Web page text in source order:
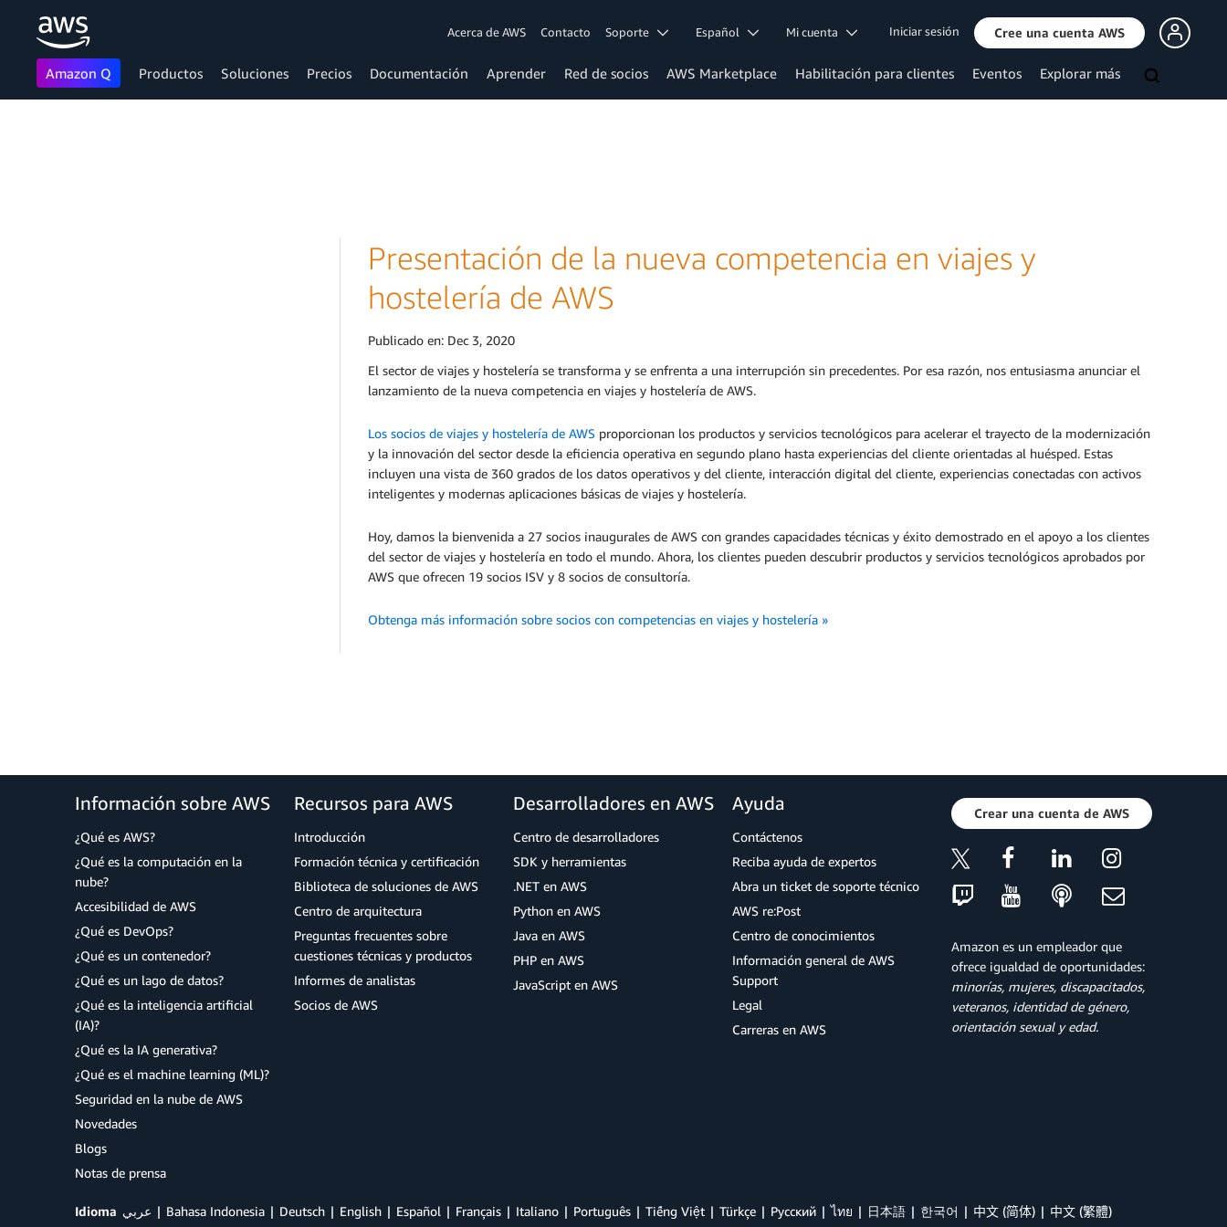
Acerca de AWS Contacto Soporte Español Mi cuenta Iniciar sesión Cree una cuenta AWS
Amazon Q Productos Soluciones Precios Documentación Aprender Red de socios AWS Marketplace Habilitación para clientes Eventos Explorar más
Presentación de la nueva competencia en viajes y
hostelería de AWS
Publicado en: Dec 3, 2020
El sector de viajes y hostelería se transforma y se enfrenta a una interrupción sin precedentes. Por esa razón, nos entusiasma anunciar el
lanzamiento de la nueva competencia en viajes y hostelería de AWS.
Los socios de viajes y hostelería de AWS proporcionan los productos y servicios tecnológicos para acelerar el trayecto de la modernización
y la innovación del sector desde la eficiencia operativa en segundo plano hasta experiencias del cliente orientadas al huésped. Estas
incluyen una vista de 360 grados de los datos operativos y del cliente, interacción digital del cliente, experiencias conectadas con activos
inteligentes y modernas aplicaciones básicas de viajes y hostelería.
Hoy, damos la bienvenida a 27 socios inaugurales de AWS con grandes capacidades técnicas y éxito demostrado en el apoyo a los clientes
del sector de viajes y hostelería en todo el mundo. Ahora, los clientes pueden descubrir productos y servicios tecnológicos aprobados por
AWS que ofrecen 19 socios ISV y 8 socios de consultoría.
Obtenga más información sobre socios con competencias en viajes y hostelería »
Información sobre AWS
¿Qué es AWS?
¿Qué es la computación en la
nube?
Accesibilidad de AWS
¿Qué es DevOps?
¿Qué es un contenedor?
¿Qué es un lago de datos?
¿Qué es la inteligencia artificial
(IA)?
¿Qué es la IA generativa?
¿Qué es el machine learning (ML)?
Seguridad en la nube de AWS
Novedades
Blogs
Notas de prensa
Recursos para AWS
Introducción
Formación técnica y certificación
Biblioteca de soluciones de AWS
Centro de arquitectura
Preguntas frecuentes sobre
cuestiones técnicas y productos
Informes de analistas
Socios de AWS
Desarrolladores en AWS
Centro de desarrolladores
SDK y herramientas
.NET en AWS
Python en AWS
Java en AWS
PHP en AWS
JavaScript en AWS
Ayuda
Contáctenos
Reciba ayuda de expertos
Abra un ticket de soporte técnico
AWS re:Post
Centro de conocimientos
Información general de AWS
Support
Legal
Carreras en AWS
Crear una cuenta de AWS
Amazon es un empleador que
ofrece igualdad de oportunidades:
minorías, mujeres, discapacitados,
veteranos, identidad de género,
orientación sexual y edad.
Idioma عربي Bahasa Indonesia Deutsch English Español Français Italiano Português Tiếng Việt Türkçe Ρусский ไทย 日本語 한국어 中文 (简体) 中文 (繁體)